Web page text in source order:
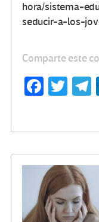
hora/sistema-
seducir-a-los-
Comparte este
Fa
o
k
T